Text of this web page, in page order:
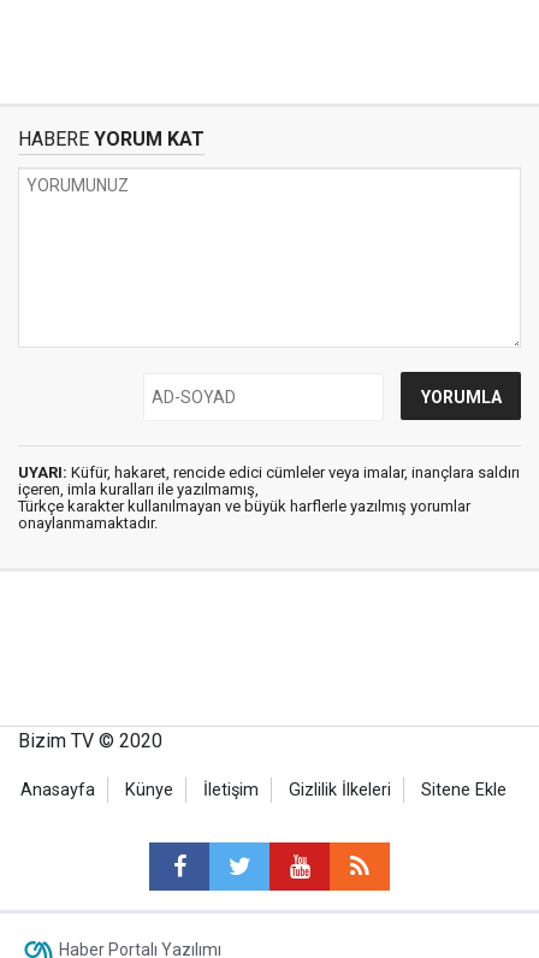
HABERE YORUM KAT
UYARI: Küfür, hakaret, rencide edici cümleler veya imalar, inançlara saldırı
içeren, imla kuralları ile yazılmamış,
Türkçe karakter kullanılmayan ve büyük harflerle yazılmış yorumlar
onaylanmamaktadır.
Bizim TV © 2020
Anasayfa Künye İletişim Gizlilik İlkeleri Sitene Ekle
Haber Portalı Yazılımı